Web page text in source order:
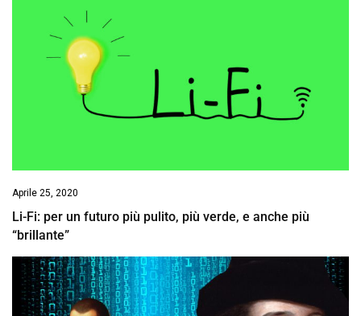
Aprile 25, 2020
Li-Fi: per un futuro più pulito, più verde, e anche più
“brillante”